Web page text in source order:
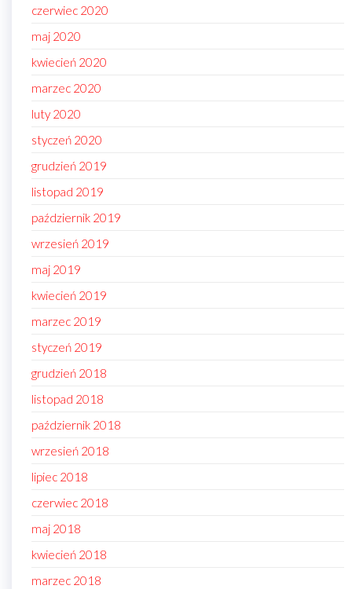
czerwiec 2020
maj 2020
kwiecień 2020
marzec 2020
luty 2020
styczeń 2020
grudzień 2019
listopad 2019
październik 2019
wrzesień 2019
maj 2019
kwiecień 2019
marzec 2019
styczeń 2019
grudzień 2018
listopad 2018
październik 2018
wrzesień 2018
lipiec 2018
czerwiec 2018
maj 2018
kwiecień 2018
marzec 2018